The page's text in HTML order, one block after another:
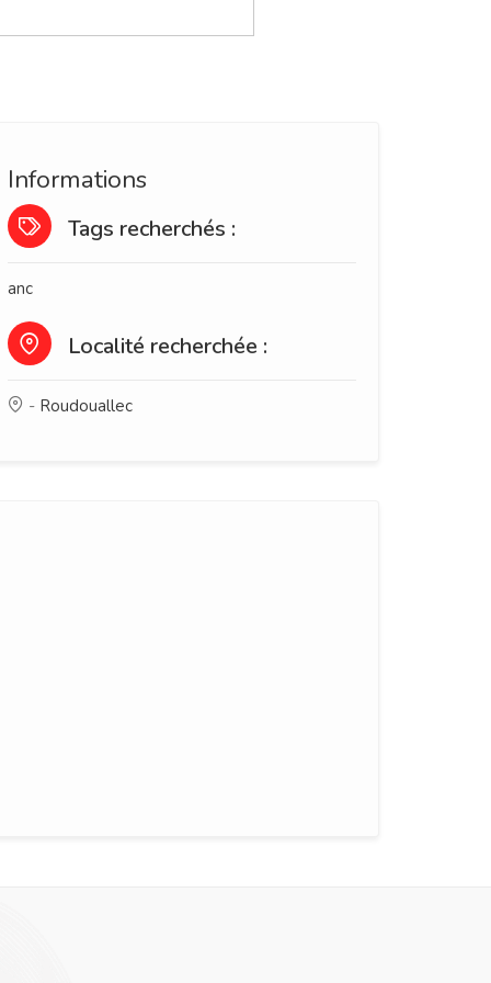
Informations
Tags recherchés :
anc
Localité recherchée :
- Roudouallec